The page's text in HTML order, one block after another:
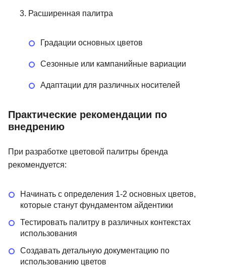
Расширенная палитра
Градации основных цветов
Сезонные или кампанийные вариации
Адаптации для различных носителей
Практические рекомендации по
внедрению
При разработке цветовой палитры бренда
рекомендуется:
Начинать с определения 1-2 основных цветов,
которые станут фундаментом айдентики
Тестировать палитру в различных контекстах
использования
Создавать детальную документацию по
использованию цветов